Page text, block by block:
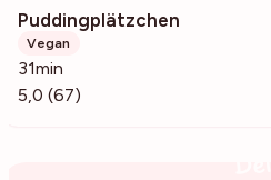
Puddingplätzchen
Vegan
31min
5,0 (67)